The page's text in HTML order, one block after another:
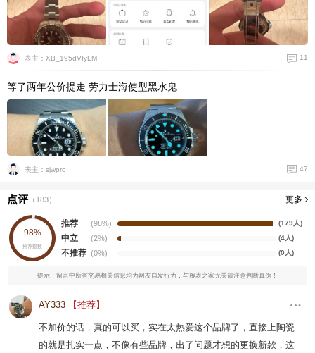
表主：XB_195dVfyLM 11
等了两年公价提走 劳力士海使型黑水鬼
表主：sjwprc 47
点评（ 183） 更多
98%
推荐指数
推荐 (98%) (179人)
中立 (2%) (4人)
不推荐 (0%) (0人)
提示：留言中所有交易相关信息均为网友自发行为，与腕表之家无关请注意判断真伪！
AY333 【推荐】
不加价的话，真的可以买，实在太热爱这个品牌了，直接上陶瓷
的就是扎实一点，不像有些品牌，出了问题才想的更换新款，这